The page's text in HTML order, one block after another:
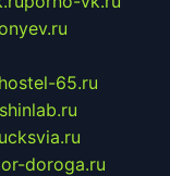
hostel-65.ru
doroga.ru